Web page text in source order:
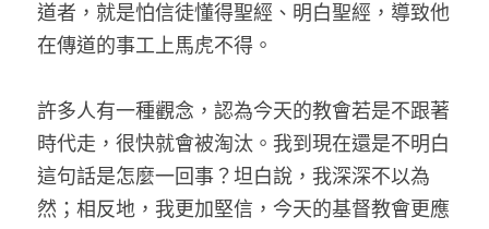
道者，就是怕信徒懂得聖經、明白聖經，導致他
在傳道的事工上馬虎不得。
許多人有一種觀念，認為今天的教會若是不跟著
時代走，很快就會被淘汰。我到現在還是不明白
這句話是怎麼一回事？坦白說，我深深不以為
然；相反地，我更加堅信，今天的基督教會更應